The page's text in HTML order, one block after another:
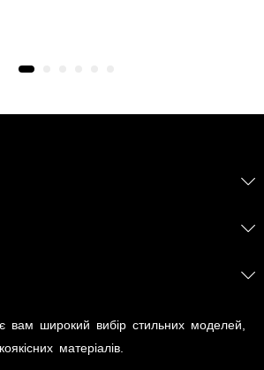
вам широкий вибір стильних моделей,
матеріалів.